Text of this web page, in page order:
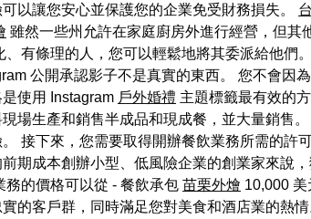
以讓您安心並保護您的企業免受財務損失。
雖然一些州允許在家庭廚房外進行經營，但
、有條理的人，您可以輕鬆地將其委派給他們
公開承認影子不是真實的東西。 您不會因
使用 Instagram 戶外婚禮 主題標籤最有效的
場生產和銷售半成品和現成餐，並大量銷售。
接下來，您需要取得開辦餐飲業務所需的許
期成本創辦小型、低風險企業的創業家來說
務的價格可以從 - 餐飲承包 苗栗外燴 10,000
的客戶群，同時滿足您對美食和酒店業的熱情